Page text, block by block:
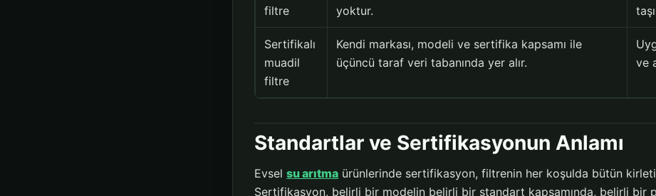
filtre
yoktur.
Sertifikalı
muadil
filtre
Kendi markası, modeli ve sertifika kapsamı ile
üçüncü taraf veri tabanında yer alır.
ve
Standartlar ve Sertifikasyonun Anlamı
Evselsu arıtma ürünlerinde sertifikasyon, filtrenin her koşulda bütün
Sertifikasyon, belirli bir modelin belirli bir standart kapsamında, belirli bir